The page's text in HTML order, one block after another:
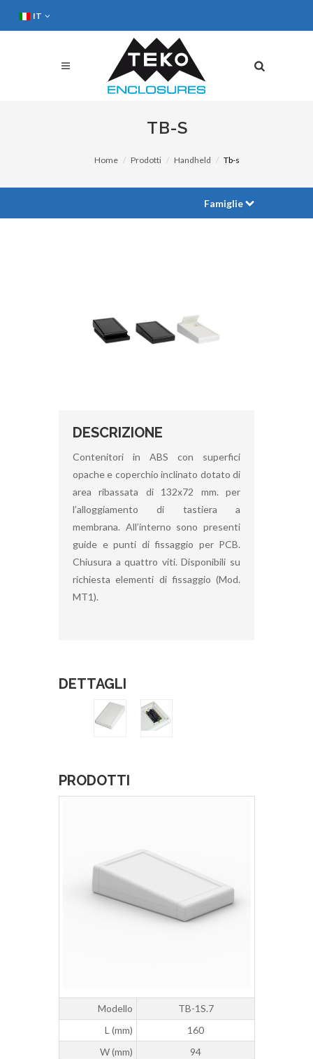
IT
TB-S
Home Prodotti Handheld Tb-s
Famiglie
DESCRIZIONE
Contenitori in ABS con superfici
opache e coperchio inclinato dotato di
area ribassata di 132x72 mm. per
l’alloggiamento di tastiera a
membrana. All’interno sono presenti
guide e punti di fissaggio per PCB.
Chiusura a quattro viti. Disponibili su
richiesta elementi di fissaggio (Mod.
MT1).
DETTAGLI
PRODOTTI
Modello
TB-1S.7
L (mm)
160
W (mm)
94